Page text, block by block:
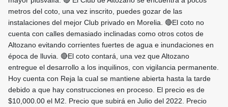
metros del coto, una vez inscrito, puedes gozar de las
instalaciones del mejor Club privado en Morelia. 🔴El coto no
cuenta con calles demasiado inclinadas como otros cotos de
Altozano evitando corrientes fuertes de agua e inundaciones en
época de lluvia. 🔴El coto contará, una vez que Altozano
entregue el desarrollo a los inquilinos, con vigilancia permanente.
Hoy cuenta con Reja la cual se mantiene abierta hasta la tarde
debido a que hay construcciones en proceso. El precio es de
$10,000.00 el M2. Precio que subirá en Julio del 2022. Precio